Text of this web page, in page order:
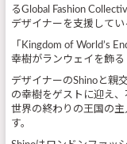
るGlobal Fashion
デザイナーを支援してい
「Kingdom of World’s
幸樹がランウェイを飾る
デザイナーのShinoと親
の幸樹をゲストに迎え
世界の終わりの王国の
す。